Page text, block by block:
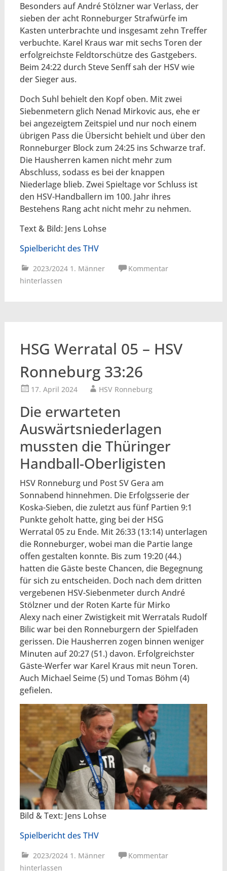
Besonders auf André Stölzner war Verlass, der
sieben der acht Ronneburger Strafwürfe im
Kasten unterbrachte und insgesamt zehn Treffer
verbuchte. Karel Kraus war mit sechs Toren der
erfolgreichste Feldtorschütze des Gastgebers.
Beim 24:22 durch Steve Senff sah der HSV wie
der Sieger aus.
Doch Suhl behielt den Kopf oben. Mit zwei
Siebenmetern glich Nenad Mirkovic aus, ehe er
bei angezeigtem Zeitspiel und nur noch einem
übrigen Pass die Übersicht behielt und über den
Ronneburger Block zum 24:25 ins Schwarze traf.
Die Hausherren kamen nicht mehr zum
Abschluss, sodass es bei der knappen
Niederlage blieb. Zwei Spieltage vor Schluss ist
den HSV-Handballern im 100. Jahr ihres
Bestehens Rang acht nicht mehr zu nehmen.
Text & Bild: Jens Lohse
Spielbericht des THV
2023/2024 1. Männer
Kommentar
hinterlassen
HSG Werratal 05 – HSV
Ronneburg 33:26
17. April 2024 HSV Ronneburg
Die erwarteten
Auswärtsniederlagen
mussten die Thüringer
Handball-Oberligisten
HSV Ronneburg und Post SV Gera am
Sonnabend hinnehmen. Die Erfolgsserie der
Koska-Sieben, die zuletzt aus fünf Partien 9:1
Punkte geholt hatte, ging bei der HSG
Werratal 05 zu Ende. Mit 26:33 (13:14) unterlagen
die Ronneburger, wobei man die Partie lange
offen gestalten konnte. Bis zum 19:20 (44.)
hatten die Gäste beste Chancen, die Begegnung
für sich zu entscheiden. Doch nach dem dritten
vergebenen HSV-Siebenmeter durch André
Stölzner und der Roten Karte für Mirko
Alexy nach einer Zwistigkeit mit Werratals Rudolf
Bilic war bei den Ronneburgern der Spielfaden
gerissen. Die Hausherren zogen binnen weniger
Minuten auf 20:27 (51.) davon. Erfolgreichster
Gäste-Werfer war Karel Kraus mit neun Toren.
Auch Michael Seime (5) und Tomas Böhm (4)
gefielen.
Bild & Text: Jens Lohse
Spielbericht des THV
2023/2024 1. Männer
Kommentar
hinterlassen